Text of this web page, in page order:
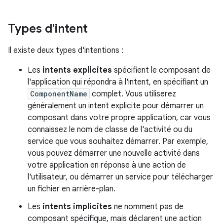
Types d'intent
Il existe deux types d'intentions :
Les intents explicites spécifient le composant de
l'application qui répondra à l'intent, en spécifiant un
ComponentName complet. Vous utiliserez
généralement un intent explicite pour démarrer un
composant dans votre propre application, car vous
connaissez le nom de classe de l'activité ou du
service que vous souhaitez démarrer. Par exemple,
vous pouvez démarrer une nouvelle activité dans
votre application en réponse à une action de
l'utilisateur, ou démarrer un service pour télécharger
un fichier en arrière-plan.
Les intents implicites ne nomment pas de
composant spécifique, mais déclarent une action